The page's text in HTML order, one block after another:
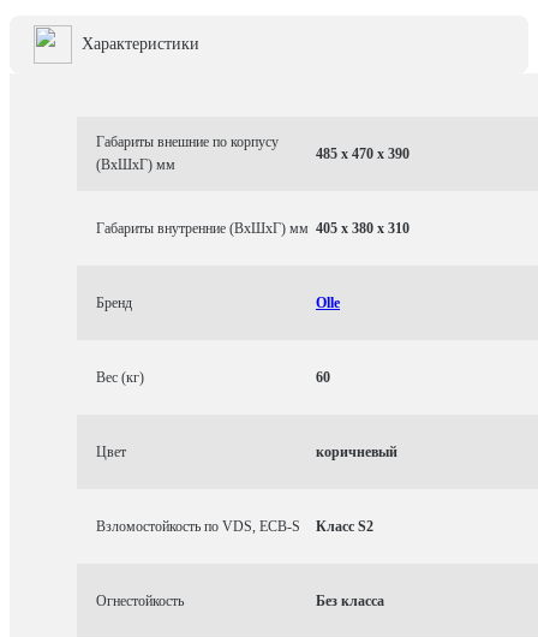
Характеристики
Габариты внешние по корпусу
(ВхШхГ) мм
485 x 470 x 390
Габариты внутренние (ВхШхГ) мм 405 x 380 x 310
Бренд Olle
Вес (кг) 60
Цвет коричневый
Взломостойкость по VDS, ECB-S Класс S2
Огнестойкость Без класса